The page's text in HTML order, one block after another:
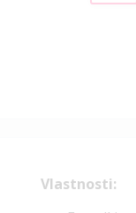
Vlastnosti: